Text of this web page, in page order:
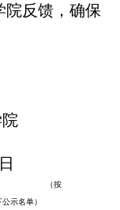
院反馈，确保
（按
示名单）